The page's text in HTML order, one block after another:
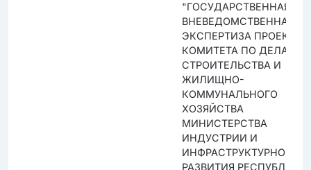
"ГОСУДАРСТВЕННАЯ
ВНЕВЕДОМСТВЕННАЯ
ЭКСПЕРТИЗА
КОМИТЕТА ПО ДЕЛАМ
СТРОИТЕЛЬСТВА И
ЖИЛИЩНО-
КОММУНАЛЬНОГО
ХОЗЯЙСТВА
МИНИСТЕРСТВА
ИНДУСТРИИ И
ИНФРАСТРУКТУРНОГО
РАЗВИТИЯ РЕСПУБЛИКИ